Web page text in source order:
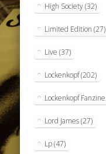
High Society(32)
Limited Edition (27)
Live (37)
Lockenkopf(202)
Lockenkopf Fanzine
Lord James(27)
Lp(47)